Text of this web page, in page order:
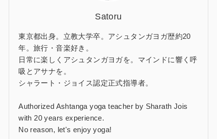
Satoru
東京都出身。立教大学卒。アシュタンガヨガ歴約20
年。旅行・音楽好き。
日常に楽しくアシュタンガヨガを。マインドに響く呼
吸とアサナを。
シャラート・ジョイス認定正式指導者。
Authorized Ashtanga yoga teacher by Sharath Jois
with 20 years experience.
No reason, let's enjoy yoga!